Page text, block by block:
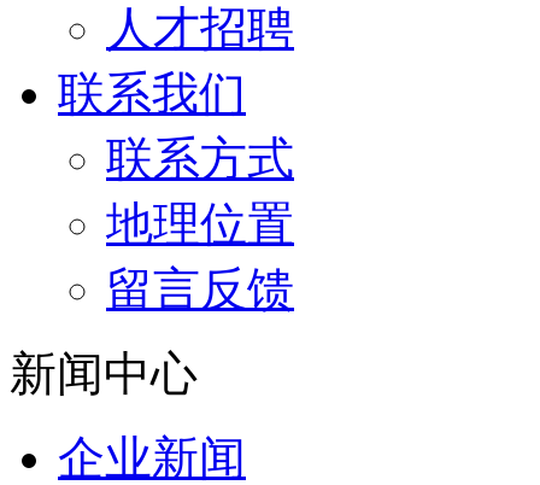
人才招聘
联系我们
联系方式
地理位置
留言反馈
新闻中心
企业新闻